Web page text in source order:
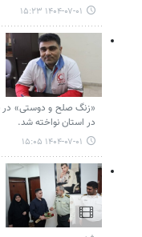
۱۴۰۴-۰۷-۰۱ ۱۵:۲۳
در استان نواخته شد.
۱۴۰۴-۰۷-۰۱ ۱۵:۰۵